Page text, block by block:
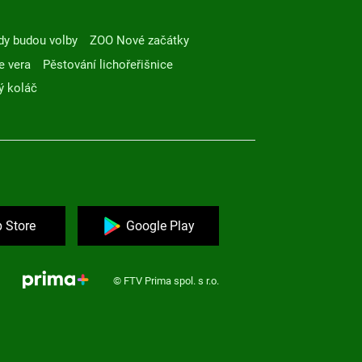
budou volby
ZOO Nové začátky
vera
Pěstování lichořeřišnice
koláč
Store Google Play
© FTV Prima spol. s r.o.